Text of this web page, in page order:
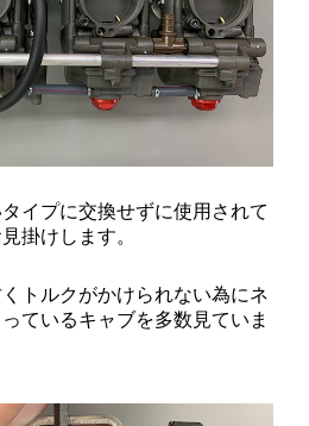
イプに交換せずに使用されて
掛けします。
トルクがかけられない為にネ
ているキャブを多数見ていま